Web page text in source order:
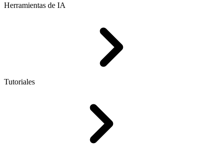
Herramientas de IA
Tutoriales